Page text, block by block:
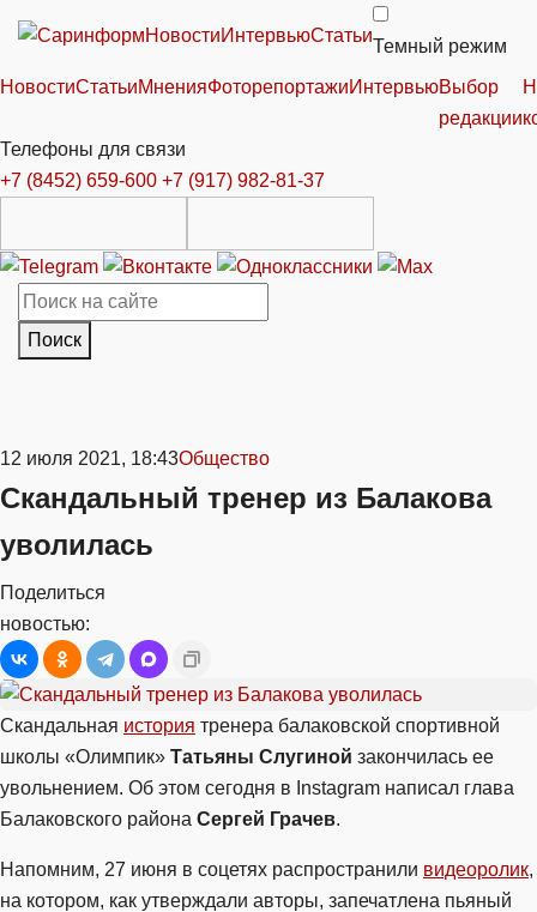
НовостиИнтервьюСтатьи
Темный режим
НовостиСтатьиМненияФоторепортажиИнтервьюВыбор
редакции
Телефоны для связи
+7 (8452) 659-600 +7 (917) 982-81-37
Поиск
12 июля 2021, 18:43Общество
Скандальный тренер из Балакова
уволилась
Поделиться
новостью:
Скандальная история тренера балаковской спортивной
школы «Олимпик» Татьяны Слугиной закончилась ее
увольнением. Об этом сегодня в Instagram написал глава
Балаковского района Сергей Грачев.
Напомним, 27 июня в соцетях распространили видеоролик,
на котором, как утверждали авторы, запечатлена пьяный